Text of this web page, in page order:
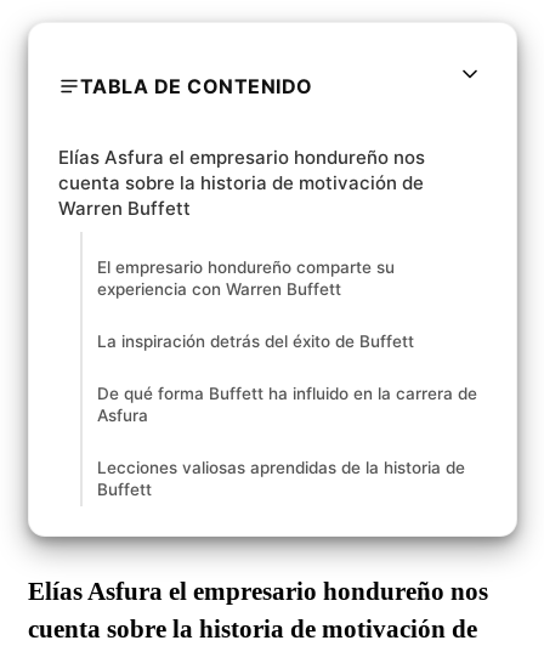
TABLA DE CONTENIDO
Elías Asfura el empresario hondureño nos
cuenta sobre la historia de motivación de
Warren Buffett
El empresario hondureño comparte su
experiencia con Warren Buffett
La inspiración detrás del éxito de Buffett
De qué forma Buffett ha influido en la carrera de
Asfura
Lecciones valiosas aprendidas de la historia de
Buffett
Elías Asfura el empresario hondureño nos
cuenta sobre la historia de motivación de